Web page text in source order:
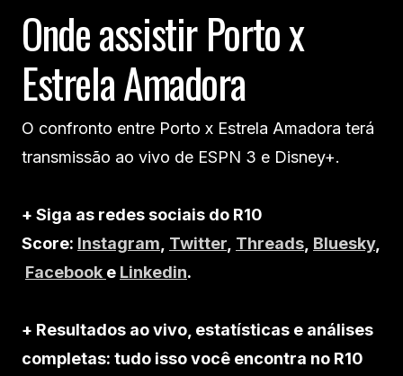
Onde assistir Porto x
Estrela Amadora
O confronto entre Porto x Estrela Amadora terá
transmissão ao vivo de ESPN 3 e Disney+.
+ Siga as redes sociais do R10
Score: Instagram Twitter Threads Bluesky,
Facebook e Linkedin.
+ Resultados ao vivo, estatísticas e análises
completas: tudo isso você encontra no R10